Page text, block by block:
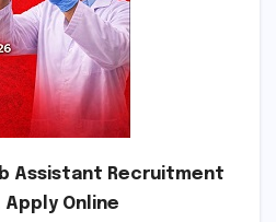
Assistant Recruitment
Online